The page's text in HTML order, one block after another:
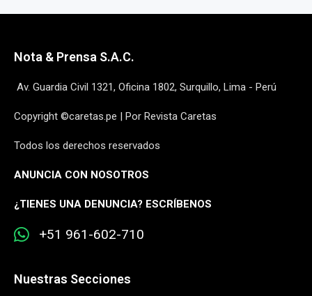
Nota & Prensa S.A.C.
Av. Guardia Civil 1321, Oficina 1802, Surquillo, Lima - Perú
Copyright ©caretas.pe | Por Revista Caretas
Todos los derechos reservados
ANUNCIA CON NOSOTROS
¿TIENES UNA DENUNCIA? ESCRÍBENOS
+51 961-602-710
Nuestras Secciones